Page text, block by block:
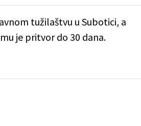
tužilaštvu u Subotici, a
je pritvor do 30 dana.